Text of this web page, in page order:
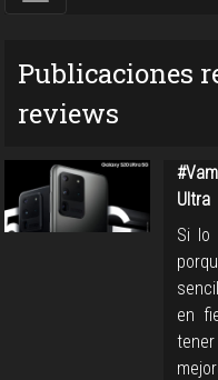
Publicaciones
reviews
Ultra
Si lo
en